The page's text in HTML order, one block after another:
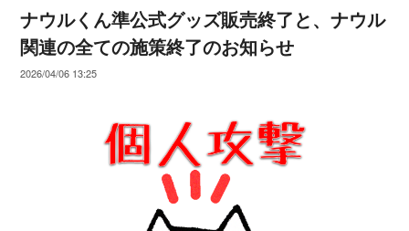
ナウルくん準公式グッズ販売終了と、ナウル
関連の全ての施策終了のお知らせ
2026/04/06 13:25